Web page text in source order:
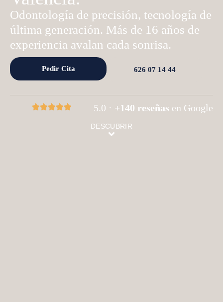
Odontología de precisión, tecnología de
última generación. Más de 16 años de
experiencia avalan cada sonrisa.
Pedir Cita 626 07 14 44
5.0 · +140 reseñas en Google
DESCUBRIR